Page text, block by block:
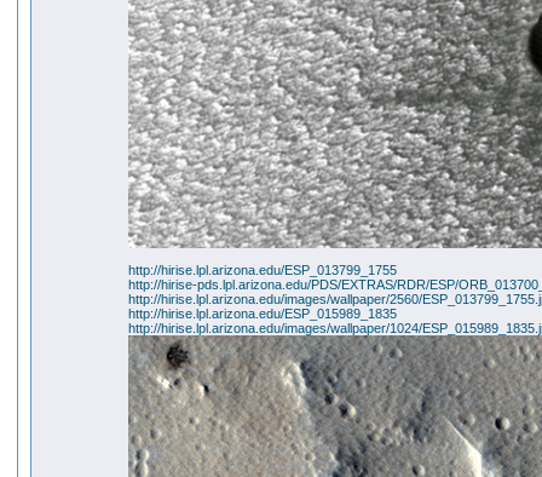
http://hirise.lpl.arizona.edu/ESP_013799_1755
http://hirise-pds.lpl.arizona.edu/PDS/EXTRAS/RDR/ESP/
http://hirise.lpl.arizona.edu/images/wallpaper/2560/
http://hirise.lpl.arizona.edu/ESP_015989_1835
http://hirise.lpl.arizona.edu/images/wallpaper/1024/